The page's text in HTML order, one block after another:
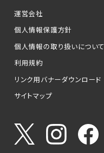
運営会社
個人情報保護方針
個人情報の取り扱いについて
利用規約
リンク用バナーダウンロード
サイトマップ